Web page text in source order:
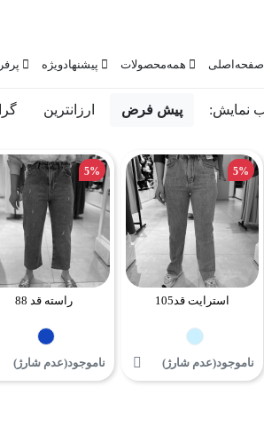
صفحه‌اصلی همه‌محصولات پیشنهاد‌ویژه
نمایش: پیش فرض ارزانترین
5%
استرایت قد105
ناموجود(عدم شارژ)
5%
راسته قد 88
ناموجود(عدم شارژ)